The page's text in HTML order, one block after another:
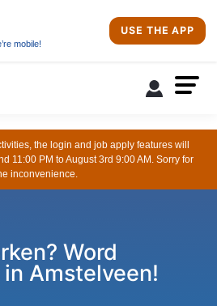
mobile!
USE THE APP
the login and job apply features will
11:00 PM to August 3rd 9:00 AM. Sorry for
inconvenience.
Word
Amstelveen!